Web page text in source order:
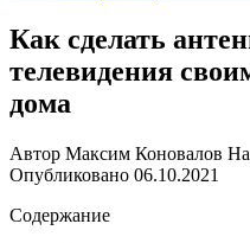
Как сделать
телевидения
дома
Автор Максим Коновалов
Опубликовано 06.10.2021
Содержание